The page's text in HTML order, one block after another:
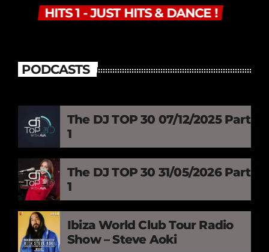
HITS 1 - JUST HITS & DANCE !
PODCASTS
The DJ TOP 30 07/12/2025 Part
1
The DJ TOP 30 31/05/2026 Part
1
Ibiza World Club Tour Radio
Show – Steve Aoki